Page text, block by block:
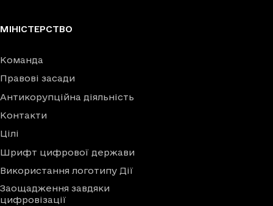
МІНІСТЕРСТВО
Команда
Правові засади
Антикорупційна діяльність
Контакти
Цілі
Шрифт цифрової держави
Використання логотипу Дії
Заощадження завдяки
цифровізації